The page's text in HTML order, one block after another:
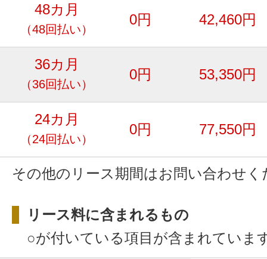
48カ月
（48回払い）
0円 42,460円
36カ月
（36回払い）
0円 53,350円
24カ月
（24回払い）
0円 77,550円
その他のリース期間はお問い合わせく
リース料に含まれるもの
○が付いている項目が含まれていま